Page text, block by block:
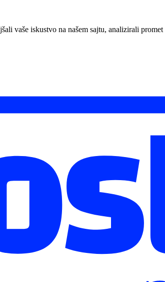
vaše iskustvo na našem sajtu, analizirali